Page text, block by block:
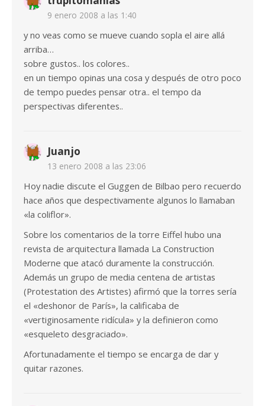
9 enero 2008 a las 1:40
y no veas como se mueve cuando sopla el aire allá
arriba…
sobre gustos.. los colores..
en un tiempo opinas una cosa y después de otro poco
de tempo puedes pensar otra.. el tempo da
perspectivas diferentes..
Juanjo
13 enero 2008 a las 23:06
Hoy nadie discute el Guggen de Bilbao pero recuerdo
hace años que despectivamente algunos lo llamaban
«la coliflor».
Sobre los comentarios de la torre Eiffel hubo una
revista de arquitectura llamada La Construction
Moderne que atacó duramente la construcción.
Además un grupo de media centena de artistas
(Protestation des Artistes) afirmó que la torres sería
el «deshonor de París», la calificaba de
«vertiginosamente ridícula» y la definieron como
«esqueleto desgraciado».
Afortunadamente el tiempo se encarga de dar y
quitar razones.